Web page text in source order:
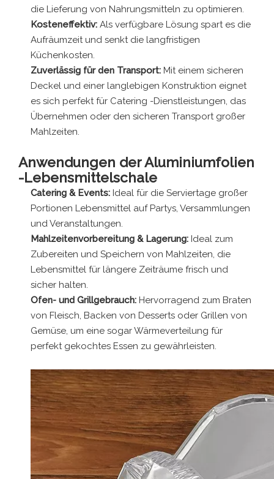
die Lieferung von Nahrungsmitteln zu optimieren.
Kosteneffektiv: Als verfügbare Lösung spart es die
Aufräumzeit und senkt die langfristigen
Küchenkosten.
Zuverlässig für den Transport: Mit einem sicheren
Deckel und einer langlebigen Konstruktion eignet
es sich perfekt für Catering -Dienstleistungen, das
Übernehmen oder den sicheren Transport großer
Mahlzeiten.
Anwendungen der Aluminiumfolien
-Lebensmittelschale
Catering & Events: Ideal für die Serviertage großer
Portionen Lebensmittel auf Partys, Versammlungen
und Veranstaltungen.
Mahlzeitenvorbereitung & Lagerung: Ideal zum
Zubereiten und Speichern von Mahlzeiten, die
Lebensmittel für längere Zeiträume frisch und
sicher halten.
Ofen- und Grillgebrauch: Hervorragend zum Braten
von Fleisch, Backen von Desserts oder Grillen von
Gemüse, um eine sogar Wärmeverteilung für
perfekt gekochtes Essen zu gewährleisten.